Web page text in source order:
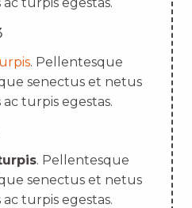
. Pellentesque
senectus et netus
turpis egestas.
. Pellentesque
senectus et netus
turpis egestas.